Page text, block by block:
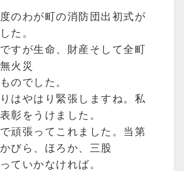
のわが町の消防団出初式が
た。
すが生命、財産そして全町
火災
のでした。
はやはり緊張しますね。私
彰をうけました。
頑張ってこれました。当第
びら、ほろか、三股
ていかなければ。